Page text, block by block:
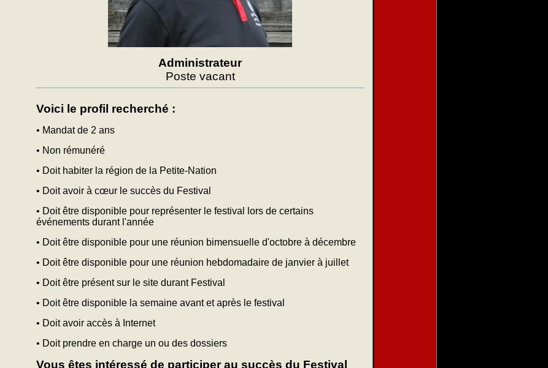
Administrateur
Poste vacant
Voici le profil recherché :
• Mandat de 2 ans
• Non rémunéré
• Doit habiter la région de la Petite-Nation
• Doit avoir à cœur le succès du Festival
• Doit être disponible pour représenter le festival lors de certains
événements durant l'année
• Doit être disponible pour une réunion bimensuelle d'octobre à décembre
• Doit être disponible pour une réunion hebdomadaire de janvier à juillet
• Doit être présent sur le site durant Festival
• Doit être disponible la semaine avant et après le festival
• Doit avoir accès à Internet
• Doit prendre en charge un ou des dossiers
Vous êtes intéressé de participer au succès du Festival